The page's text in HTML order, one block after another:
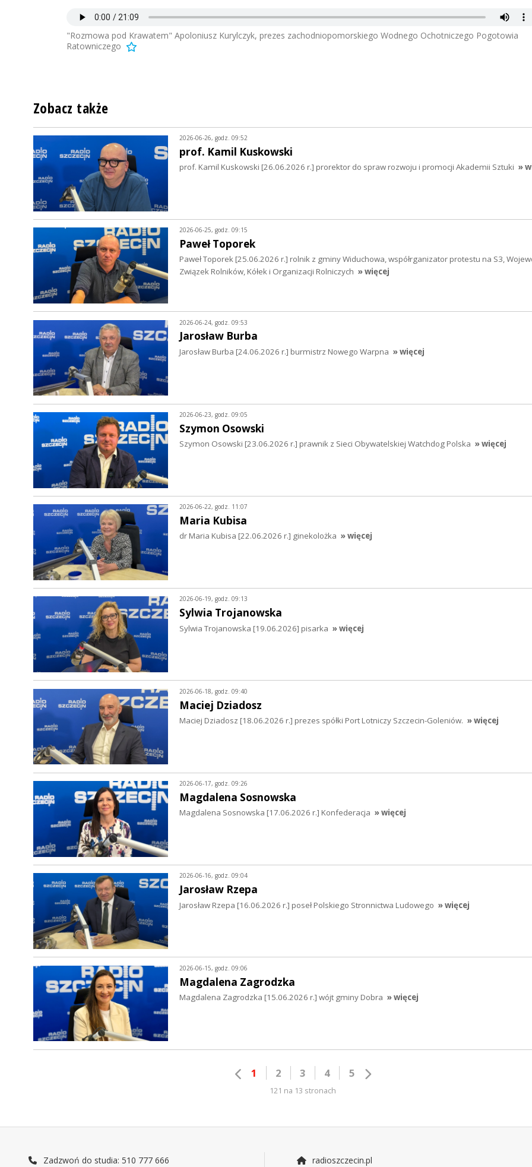
"Rozmowa pod Krawatem" Apoloniusz Kurylczyk, prezes zachodniopomorskiego Wodnego Ochotniczego Pogotowia
Ratowniczego
Zobacz także
2026-06-26, godz. 09:52
prof. Kamil Kuskowski
prof. Kamil Kuskowski [26.06.2026 r.] prorektor do spraw rozwoju i promocji Akademii Sztuki »
2026-06-25, godz. 09:15
Paweł Toporek
Paweł Toporek [25.06.2026 r.] rolnik z gminy Widuchowa, współrganizator protestu na S3,
Związek Rolników, Kółek i Organizacji Rolniczych » więcej
2026-06-24, godz. 09:53
Jarosław Burba
Jarosław Burba [24.06.2026 r.] burmistrz Nowego Warpna » więcej
2026-06-23, godz. 09:05
Szymon Osowski
Szymon Osowski [23.06.2026 r.] prawnik z Sieci Obywatelskiej Watchdog Polska » więcej
2026-06-22, godz. 11:07
Maria Kubisa
dr Maria Kubisa [22.06.2026 r.] ginekolożka » więcej
2026-06-19, godz. 09:13
Sylwia Trojanowska
Sylwia Trojanowska [19.06.2026] pisarka » więcej
2026-06-18, godz. 09:40
Maciej Dziadosz
Maciej Dziadosz [18.06.2026 r.] prezes spółki Port Lotniczy Szczecin-Goleniów. » więcej
2026-06-17, godz. 09:26
Magdalena Sosnowska
Magdalena Sosnowska [17.06.2026 r.] Konfederacja » więcej
2026-06-16, godz. 09:04
Jarosław Rzepa
Jarosław Rzepa [16.06.2026 r.] poseł Polskiego Stronnictwa Ludowego » więcej
2026-06-15, godz. 09:06
Magdalena Zagrodzka
Magdalena Zagrodzka [15.06.2026 r.] wójt gminy Dobra » więcej
1 2 3 4 5
121 na 13 stronach
Zadzwoń do studia: 510 777 666 radioszczecin.pl